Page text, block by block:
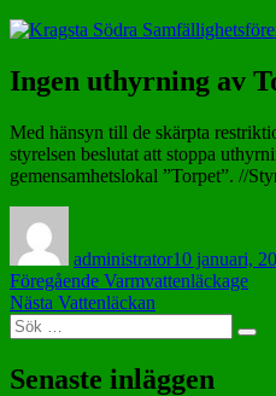
Ingen uthyrning av
Med hänsyn till de skärpta
styrelsen beslutat att stoppa
gemensamhetslokal ”Torpet”. //
administrator10 januari,
Inläggsnavigering
Föregående Föregående
inlägg:
Varmvattenläckage
Nästa Nästa
Vattenläckan
Sök
efter:
Sök
Senaste inläggen